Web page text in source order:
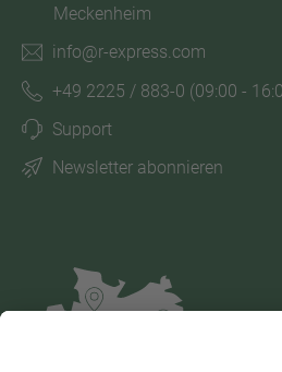
Meckenheim
info@r-express.com
+49 2225 / 883-0 (09:00 -
Support
Newsletter abonnieren